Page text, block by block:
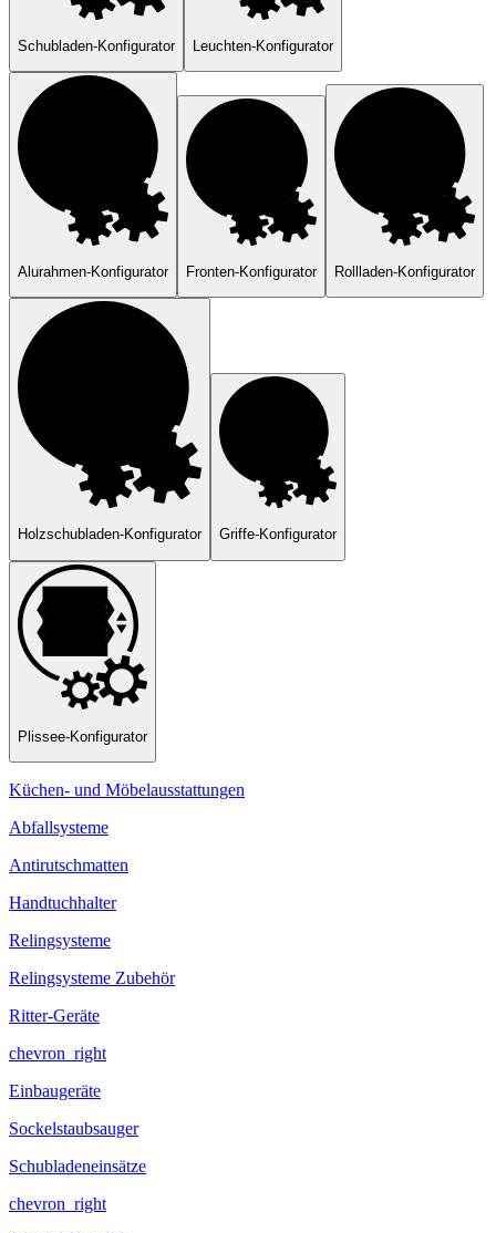
Schubladen-Konfigurator Leuchten-Konfigurator
Alurahmen-Konfigurator Fronten-Konfigurator Rollladen-Konfigurator
Holzschubladen-Konfigurator Griffe-Konfigurator
Plissee-Konfigurator
Küchen- und Möbelausstattungen
Abfallsysteme
Antirutschmatten
Handtuchhalter
Relingsysteme
Relingsysteme Zubehör
Ritter-Geräte
chevron_right
Einbaugeräte
Sockelstaubsauger
Schubladeneinsätze
chevron_right